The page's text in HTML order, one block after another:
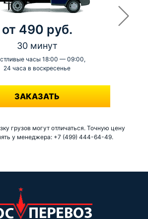
от 490 руб.
30 минут
часы 18:00 — 09:00,
24 часа в воскресенье
-
ЗАКАЗАТЬ
грузов могут отличаться. Точную цену
у менеджера: +7 (499) 444-64-49.